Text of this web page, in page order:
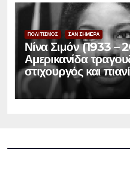
ΠΟΛΙΤΙΣΜΟΣ ΣΑΝ ΣΗΜΕΡΑ
Νίνα Σιμόν (1933 –
Αμερικανίδα
στιχουργός και